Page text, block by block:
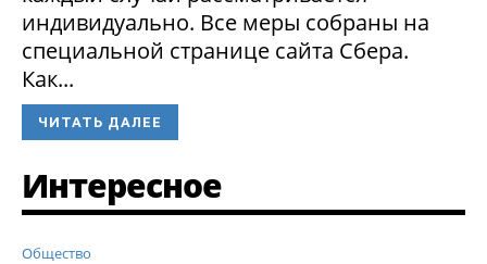
индивидуально. Все меры собраны на
специальной странице сайта Сбера.
Как...
ЧИТАТЬ ДАЛЕЕ
Интересное
Общество